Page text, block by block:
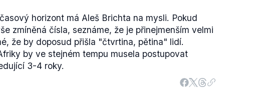
schválila a učinila Evropská unie.
v září 2015 by do Česka mělo zamířit 2 978
počtu 120 000 rozdělovaných.
horizont má Aleš Brichta na mysli. Pokud
zmíněná čísla, seznáme, že je přinejmenším velmi
že by doposud přišla "čtvrtina, pětina" lidí.
by ve stejném tempu musela postupovat
3-4 roky.